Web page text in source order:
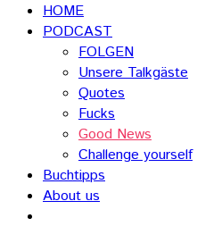
HOME
PODCAST
FOLGEN
Unsere Talkgäste
Quotes
Fucks
Good News
Challenge yourself
Buchtipps
About us